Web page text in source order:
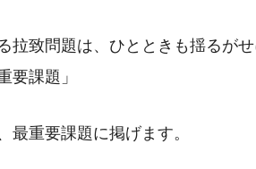
拉致問題は、ひとときも揺るが
要課題」
最重要課題に掲げます。